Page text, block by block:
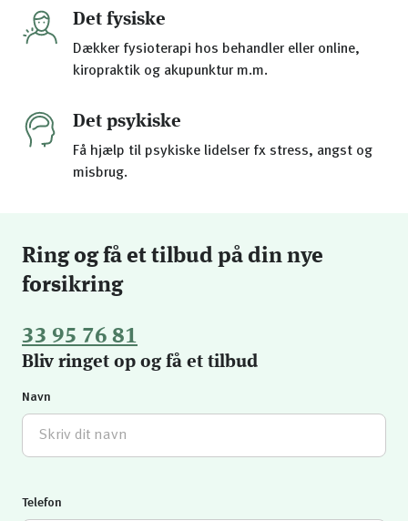
Det fysiske
Dækker fysioterapi hos behandler eller online,
kiropraktik og akupunktur m.m.
Det psykiske
Få hjælp til psykiske lidelser fx stress, angst og
misbrug.
Ring og få et tilbud på din nye
forsikring
33 95 76 81
Bliv ringet op og få et tilbud
Navn
Telefon